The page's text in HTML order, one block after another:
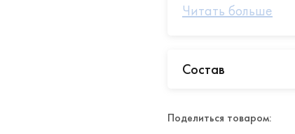
Гликолевая –
омолаживающее
Читать больше
Состав
Поделиться товаром: